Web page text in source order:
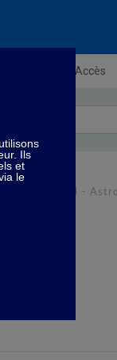
Plan / Accès
4 -